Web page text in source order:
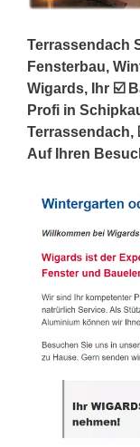
Terrassendach
Fensterbau,
Wigards, Ihr ☑️
Profi in
Auf Ihren